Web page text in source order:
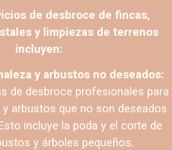
de desbroce de fincas,
y limpiezas de terrenos
incluyen:
y arbustos no deseados:
de desbroce profesionales para
arbustos que no son deseados
incluye la poda y el corte de
y árboles pequeños.